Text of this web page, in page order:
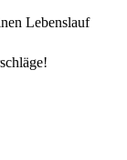
Lebenslauf